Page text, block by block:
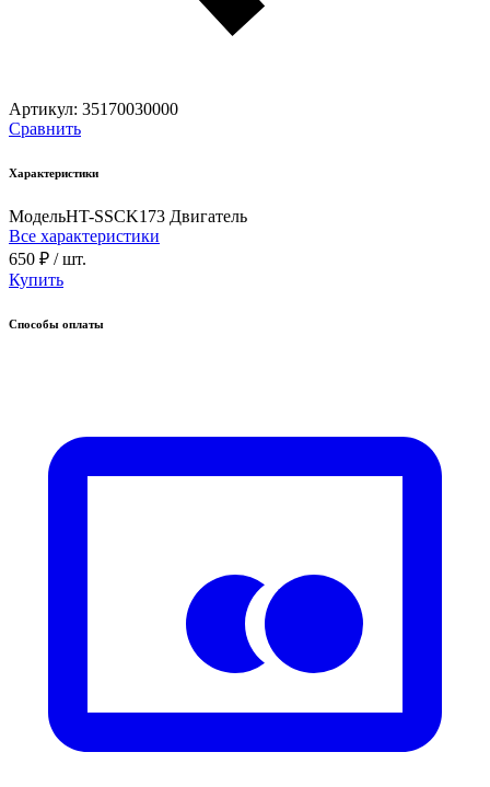
Артикул: 35170030000
Сравнить
Характеристики
МодельHT-SSCK173 Двигатель
Все характеристики
650 ₽ / шт.
Купить
Способы оплаты